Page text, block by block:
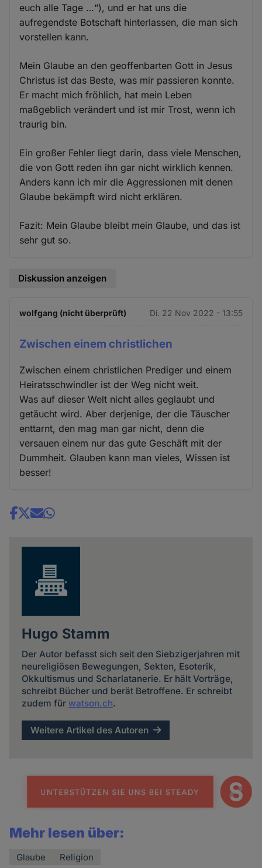
euch alle Tage …“), und er hat uns die
aufregendste Botschaft hinterlassen, die man sich
vorstellen kann.
Mein Glaube an den geoffenbarten Gott in Jesus
Christus ist das Beste, was mir passieren konnte.
Er macht mich fröhlich, hat mein Leben
maßgeblich verändert und ist mir Trost, wenn ich
traurig bin.
Ein großer Fehler liegt darin, dass viele Menschen,
die von Gott reden ihn gar nicht wirklich kennen.
Anders kann ich mir die Aggressionen mit denen
Glaube bekämpft wird nicht erklären.
Fazit: Mein Glaube bleibt mein Glaube, und das ist
sehr gut so.
Diskussion anzeigen
wolfgang (nicht überprüft) Di. 22 Nov 2022 - 13:55
Zwischen einem christlichen
Zwischen einem christlichen Prediger und einem
Heiratsschwindler ist der Weg nicht weit.
Was auf dieser Welt nicht alles geglaubt und
getäucht wird. Aber derjenige, der die Täuscher
enttarnt, den mag man gar nicht, denn die
versauen einem nur das gute Geschäft mit der
Dummheit. Glauben kann man vieles, Wissen ist
besser!
Share
Hugo Stamm
Der Autor befasst sich seit den Siebzigerjahren mit
neureligiösen Bewegungen, Sekten, Esoterik,
Okkultismus und Scharlatanerie. Er hält Vorträge,
schreibt Bücher und berät Betroffene. Er schreibt
zudem für watson.ch.
Weitere Artikel des Autoren
Mehr lesen über:
Glaube Religion